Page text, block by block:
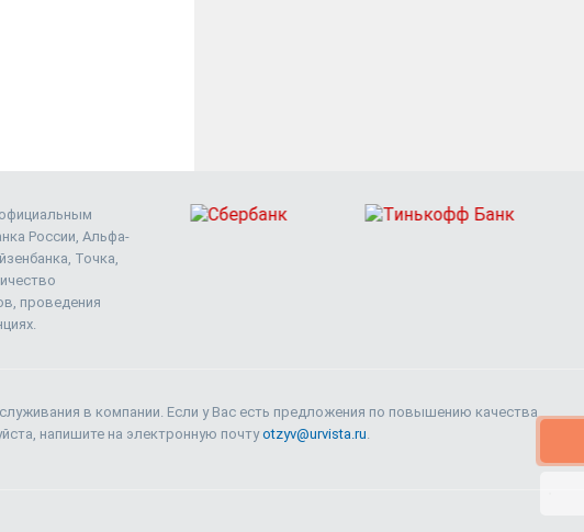
России, Альфа-
Точка,
проведения
в компании. Если у Вас есть предложения по повышению качества
напишите на электронную почтуotzyv@urvista.ru.